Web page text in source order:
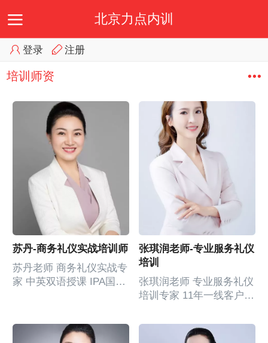
北京力点内训
首页 课程分类
登录 注册
培训师资
苏丹-商务礼仪实战培训师
苏丹老师 商务礼仪实战专
家 中英双语授课 IPA国际
ISE 国际高级服务效能管
张琪润老师-专业服务礼仪
培训
张琪润老师 专业服务礼仪
培训专家 11年一线客户管
工商管理学士 IPA注册高
级礼仪培训师 IPA国际注